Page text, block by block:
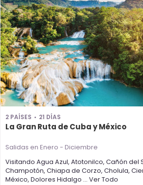
2 PAÍSES 21 DÍAS
La Gran Ruta de Cuba y México
Salidas en Enero - Diciembre
Visitando Agua Azul, Atotonilco, Cañón del
Champotón, Chiapa de Corzo, Cholula,
México, Dolores Hidalgo ... Ver Todo